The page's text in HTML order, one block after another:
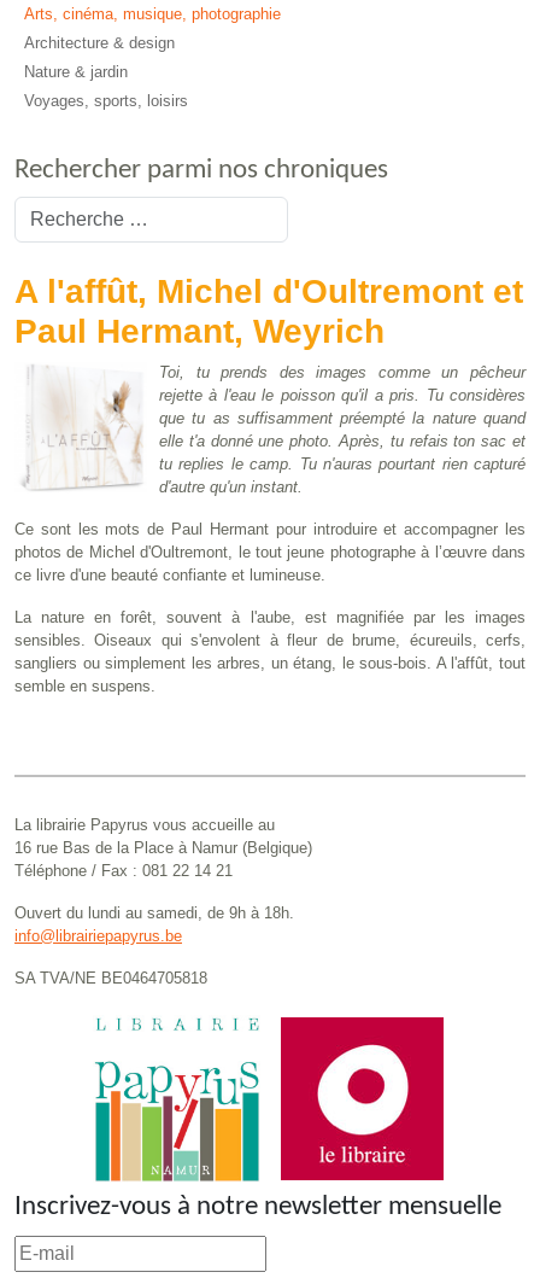
Arts, cinéma, musique, photographie
Architecture & design
Nature & jardin
Voyages, sports, loisirs
Rechercher parmi nos chroniques
Valider
A l'affût, Michel d'Oultremont et
Paul Hermant, Weyrich
Toi, tu prends des images comme un pêcheur
rejette à l'eau le poisson qu'il a pris. Tu considères
que tu as suffisamment préempté la nature quand
elle t'a donné une photo. Après, tu refais ton sac et
tu replies le camp. Tu n'auras pourtant rien capturé
d'autre qu'un instant.
Ce sont les mots de Paul Hermant pour introduire et accompagner les
photos de Michel d'Oultremont, le tout jeune photographe à l’œuvre dans
ce livre d'une beauté confiante et lumineuse.
La nature en forêt, souvent à l'aube, est magnifiée par les images
sensibles. Oiseaux qui s'envolent à fleur de brume, écureuils, cerfs,
sangliers ou simplement les arbres, un étang, le sous-bois. A l'affût, tout
semble en suspens.
La librairie Papyrus vous accueille au
16 rue Bas de la Place à Namur (Belgique)
Téléphone / Fax : 081 22 14 21
Ouvert du lundi au samedi, de 9h à 18h.
info@librairiepapyrus.be
SA TVA/NE BE0464705818
Inscrivez-vous à notre newsletter mensuelle